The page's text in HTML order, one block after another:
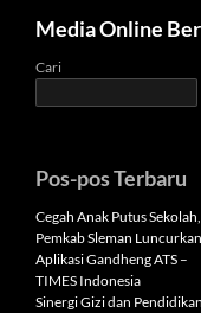
Langsung
Media Online
Cari
Pos-pos Terbaru
Cegah Anak Putus Sekolah,
Pemkab Sleman Luncurkan
Aplikasi Gandheng ATS –
TIMES Indonesia
Sinergi Gizi dan